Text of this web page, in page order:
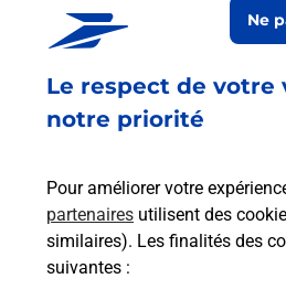
Le respect de votre
notre priorité
Pour améliorer votre
partenaires utilisent des
similaires). Les finalités des
suivantes :
Ne
La Poste
en ligne
Ouvert 24h/24
En savoir plus
Recherchez un autre